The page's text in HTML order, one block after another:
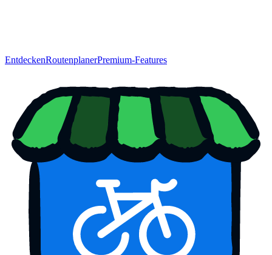
EntdeckenRoutenplanerPremium-Features